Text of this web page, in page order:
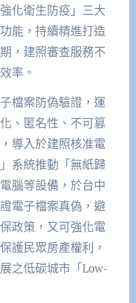
化衛生防疫」三大
能，持續精進打造
，建照審查服務不
率。
檔案防偽驗證，運
、匿名性、不可篡
導入於建照核准電
系統推動「無紙歸
腦等設備，於台中
電子檔案真偽，避
政策，又可強化電
護民眾房產權利，
之低碳城市「Low-